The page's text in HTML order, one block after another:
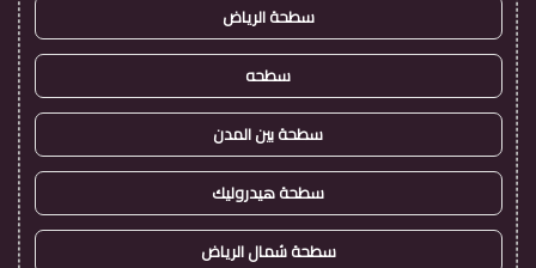
سطحة الرياض
سطحه
سطحة بين المدن
سطحة هيدروليك
سطحة شمال الرياض